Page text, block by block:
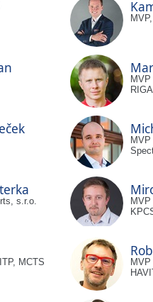
MVP
MVP
s.r.o.
MVP
MCTS
MVP